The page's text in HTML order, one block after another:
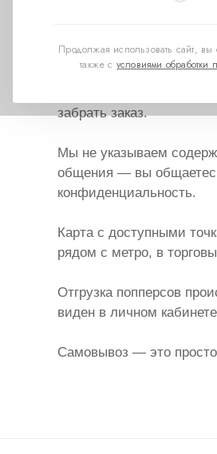
Продолжая использовать сайт,
также с условиями
можно забрать в
Самовывоз доступен
позднего вечера или
забрать заказ.
Мы не указываем
общения — вы
конфиденциальность.
Карта с доступными
рядом с метро, в
Отгрузка попперсов
виден в личном
Самовывоз — это